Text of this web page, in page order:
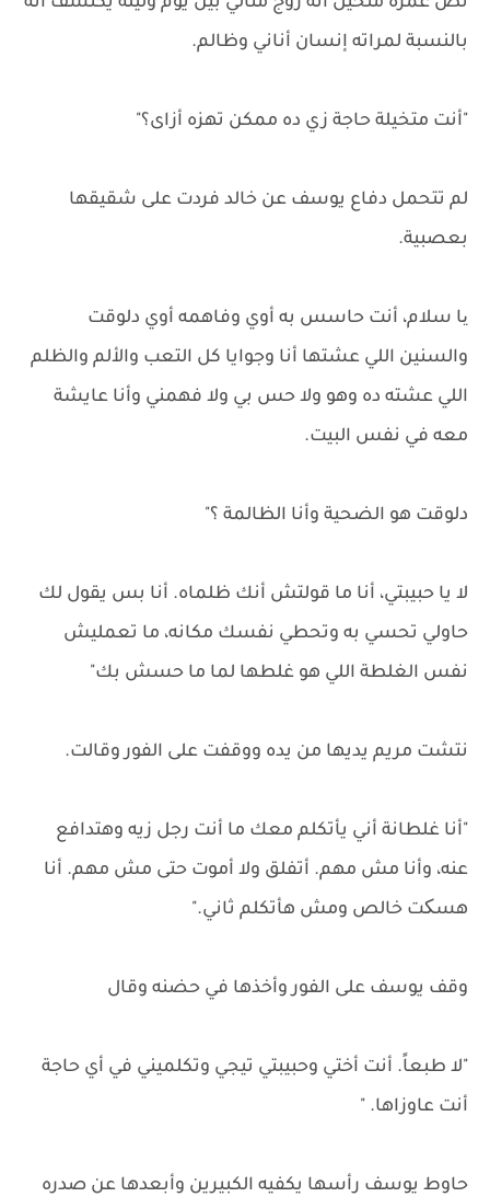
بالنسبة لمراته إنسان أناني وظالم.
"أنت متخيلة حاجة زي ده ممكن تهزه أزاى؟"
لم تتحمل دفاع يوسف عن خالد فردت على شقيقها
بعصبية.
یا سلام، أنت حاسس به أوي وفاهمه أوي دلوقت
والسنين اللي عشتها أنا وجوايا كل التعب والألم والظلم
اللي عشته ده وهو ولا حس بي ولا فهمني وأنا عايشة
معه في نفس البيت.
دلوقت هو الضحية وأنا الظالمة ؟"
لا يا حبيبتي، أنا ما قولتش أنك ظلماه. أنا بس يقول لك
حاولي تحسي به وتحطي نفسك مكانه، ما تعمليش
نفس الغلطة اللي هو غلطها لما ما حسش بك"
نتشت مريم يديها من يده ووقفت على الفور وقالت.
"أنا غلطانة أني يأتكلم معك ما أنت رجل زيه وهتدافع
عنه، وأنا مش مهم. أتفلق ولا أموت حتى مش مهم. أنا
هسکت خالص ومش هأتكلم ثاني."
وقف يوسف على الفور وأخذها في حضنه وقال
"لا طبعاً. أنت أختي وحبيبتي تيجي وتكلميني في أي حاجة
أنت عاوزاها. "
حاوط يوسف رأسها يكفيه الكبيرين وأبعدها عن صدره